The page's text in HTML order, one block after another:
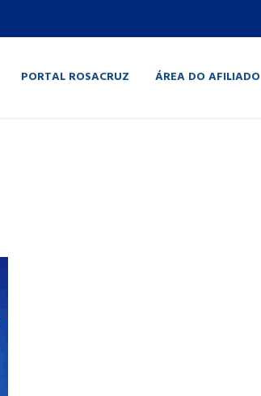
PORTAL ROSACRUZ ÁREA DO AFILIADO